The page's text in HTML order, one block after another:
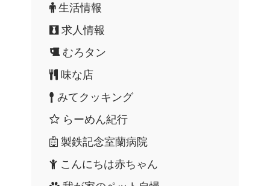
生活情報
求人情報
むろタン
味な店
みてクッキング
らーめん紀行
製鉄記念室蘭病院
こんにちは赤ちゃん